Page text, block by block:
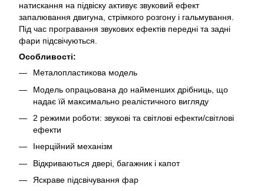
натискання на підвіску активує звуковий ефект
запалювання двигуна, стрімкого розгону і гальмування.
Під час програвання звукових ефектів передні та задні
фари підсвічуються.
Особливості:
Металопластикова модель
Модель опрацьована до найменших дрібниць, що
надає їй максимально реалістичного вигляду
2 режими роботи: звукові та світлові ефекти/світлові
ефекти
Інерційний механізм
Відкриваються двері, багажник і капот
Яскраве підсвічування фар